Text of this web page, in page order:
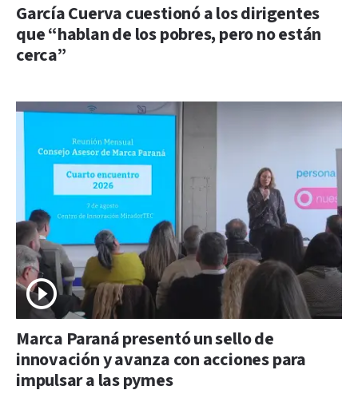
García Cuerva cuestionó a los dirigentes
que “hablan de los pobres, pero no están
cerca”
Marca Paraná presentó un sello de
innovación y avanza con acciones para
impulsar a las pymes